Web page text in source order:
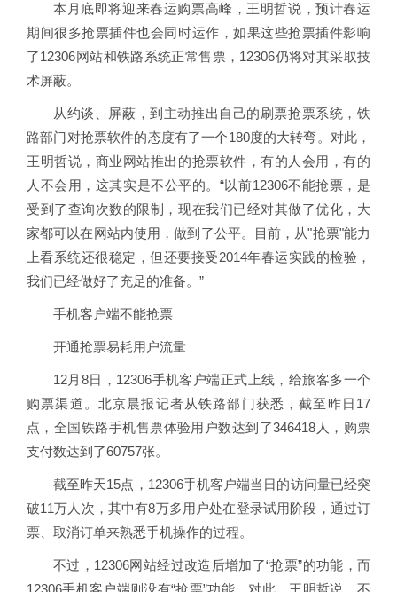
本月底即将迎来春运购票高峰，王明哲说，预计春运
期间很多抢票插件也会同时运作，如果这些抢票插件影响
了12306网站和铁路系统正常售票，12306仍将对其采取技
术屏蔽。
从约谈、屏蔽，到主动推出自己的刷票抢票系统，铁
路部门对抢票软件的态度有了一个180度的大转弯。对此，
王明哲说，商业网站推出的抢票软件，有的人会用，有的
人不会用，这其实是不公平的。“以前12306不能抢票，是
受到了查询次数的限制，现在我们已经对其做了优化，大
家都可以在网站内使用，做到了公平。目前，从"抢票"能力
上看系统还很稳定，但还要接受2014年春运实践的检验，
我们已经做好了充足的准备。”
手机客户端不能抢票
开通抢票易耗用户流量
12月8日，12306手机客户端正式上线，给旅客多一个
购票渠道。北京晨报记者从铁路部门获悉，截至昨日17
点，全国铁路手机售票体验用户数达到了346418人，购票
支付数达到了60757张。
截至昨天15点，12306手机客户端当日的访问量已经突
破11万人次，其中有8万多用户处在登录试用阶段，通过订
票、取消订单来熟悉手机操作的过程。
不过，12306网站经过改造后增加了“抢票”的功能，而
12306手机客户端则没有“抢票”功能。对此，王明哲说，不